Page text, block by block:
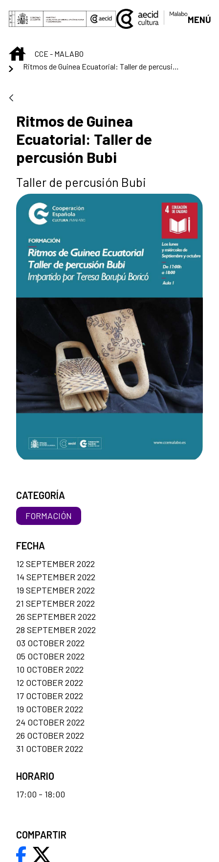
Skip to Main Content
MENÚ
INICIOCCE - MALABO
Ritmos de Guinea Ecuatorial: Taller de percusión Bubi
Ritmos de Guinea
Ecuatorial: Taller de
percusión Bubi
Taller de percusión Bubi
CATEGORÍA
FORMACIÓN
FECHA
12 SEPTEMBER 2022
14 SEPTEMBER 2022
19 SEPTEMBER 2022
21 SEPTEMBER 2022
26 SEPTEMBER 2022
28 SEPTEMBER 2022
03 OCTOBER 2022
05 OCTOBER 2022
10 OCTOBER 2022
12 OCTOBER 2022
17 OCTOBER 2022
19 OCTOBER 2022
24 OCTOBER 2022
26 OCTOBER 2022
31 OCTOBER 2022
HORARIO
17:00 - 18:00
COMPARTIR